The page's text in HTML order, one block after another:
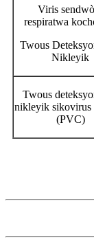
Viris
respiratwa
Twous
Nikleyik
Twous
nikleyik sikovirus
(PVC)